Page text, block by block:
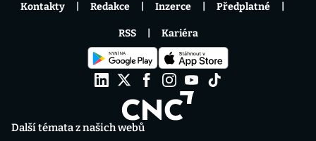
Další témata z našich webů
Kontakty Redakce Inzerce Předplatné
RSS Kariéra